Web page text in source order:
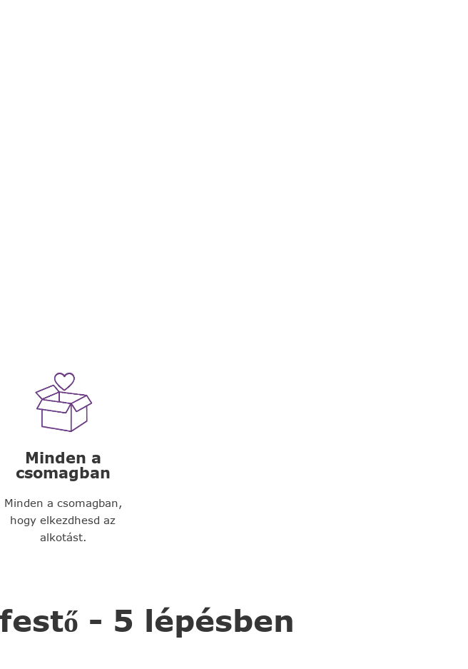
Minden a
csomagban
Minden a csomagban,
hogy elkezdhesd az
alkotást.
- 5 lépésben